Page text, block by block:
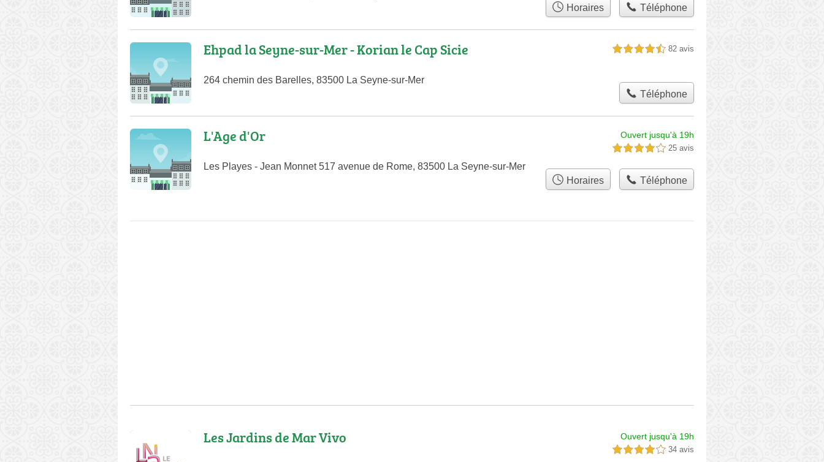
Horaires Téléphone
Ehpad la Seyne-sur-Mer - Korian le Cap Sicie
264 chemin des Barelles, 83500 La Seyne-sur-Mer
4,5 étoiles sur 5 82 avis
Téléphone
L'Age d'Or
Les Playes - Jean Monnet 517 avenue de Rome, 83500 La Seyne-sur-Mer
Ouvert jusqu'à 19h
4,0 étoiles sur 5 25 avis
Horaires Téléphone
Les Jardins de Mar Vivo Ouvert jusqu'à 19h
4,0 étoiles sur 5 34 avis